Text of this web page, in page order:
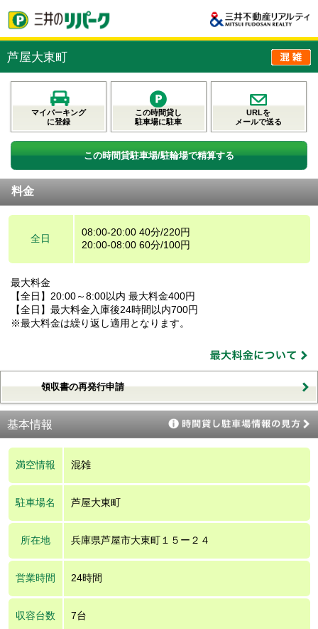
芦屋大東町
マイパーキング
に登録
この時間貸し
駐車場に駐車
URLを
メールで送る
この時間貸駐車場/駐輪場で精算する
料金
全日
08:00-20:00 40分/220円
20:00-08:00 60分/100円
最大料金
【全日】20:00～8:00以内 最大料金400円
【全日】最大料金入庫後24時間以内700円
※最大料金は繰り返し適用となります。
領収書の再発行申請
基本情報
満空情報 混雑
駐車場名 芦屋大東町
所在地 兵庫県芦屋市大東町１５ー２４
営業時間 24時間
収容台数 7台